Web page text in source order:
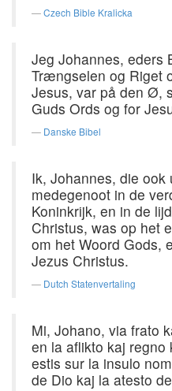
Czech Bible Kralicka
Jeg Johannes, eders
Trængselen og Riget
Jesus, var på den Ø,
Guds Ords og for
Danske Bibel
Ik, Johannes, die ook
medegenoot in de
Koninkrijk, en in de
Christus, was op het
om het Woord Gods,
Jezus Christus.
Dutch Statenvertaling
Mi, Johano, via frato
en la aflikto kaj regno
estis sur la insulo
de Dio kaj la atesto